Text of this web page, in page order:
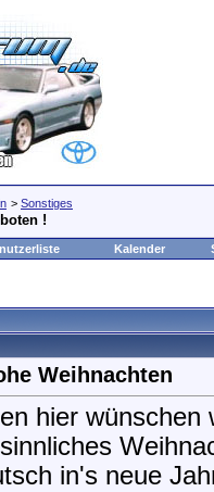
> Sonstiges
!
Kalender
Weihnachten
hier wünschen
in's neue